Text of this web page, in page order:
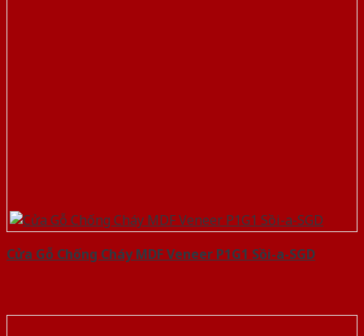
Cửa Gỗ Chống Cháy MDF Veneer P1G1 Sồi-a-SGD